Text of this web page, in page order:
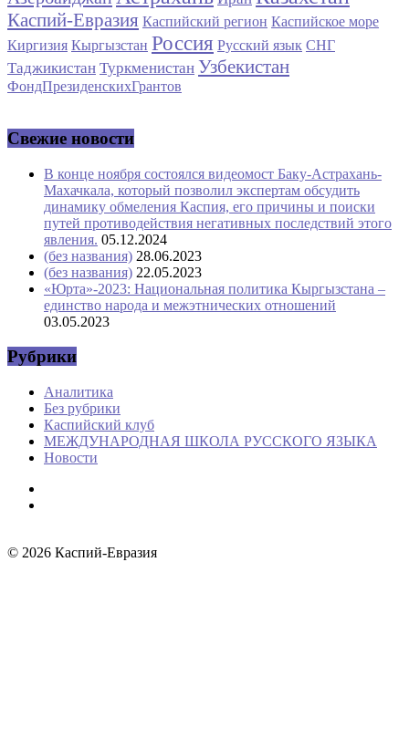
Каспий-Евразия Каспийский регион Каспийское море
Киргизия Кыргызстан Россия Русский язык СНГ
Таджикистан Туркменистан Узбекистан
ФондПрезиденскихГрантов
Свежие новости
В конце ноября состоялся видеомост Баку-Астрахань-
Махачкала, который позволил экспертам обсудить
динамику обмеления Каспия, его причины и поиски
путей противодействия негативных последствий этого
явления. 05.12.2024
(без названия) 28.06.2023
(без названия) 22.05.2023
«Юрта»-2023: Национальная политика Кыргызстана –
единство народа и межэтнических отношений
03.05.2023
Рубрики
Аналитика
Без рубрики
Каспийский клуб
МЕЖДУНАРОДНАЯ ШКОЛА РУССКОГО ЯЗЫКА
Новости
© 2026 Каспий-Евразия